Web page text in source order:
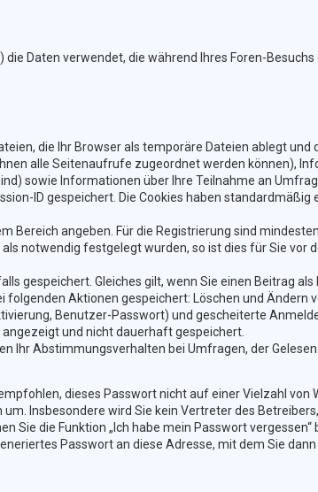
Daten verwendet, die während Ihres Foren-
die Ihr Browser als temporäre Dateien ablegt und
alle Seitenaufrufe zugeordnet werden können),
sowie Informationen über Ihre Teilnahme an
ID gespeichert. Die Cookies haben standardmäßig
Bereich angeben. Für die Registrierung sind
notwendig festgelegt wurden, so ist dies für Sie vor
gespeichert. Gleiches gilt, wenn Sie einen Beitrag
folgenden Aktionen gespeichert: Löschen und Ändern
Benutzer-Passwort) und gescheiterte
und nicht dauerhaft gespeichert.
Ihr Abstimmungsverhalten bei Umfragen, der
dieses Passwort nicht auf einer Vielzahl von
Insbesondere wird Sie kein Vertreter des
die Funktion „Ich habe mein Passwort vergessen“
Passwort an diese Adresse, mit dem Sie